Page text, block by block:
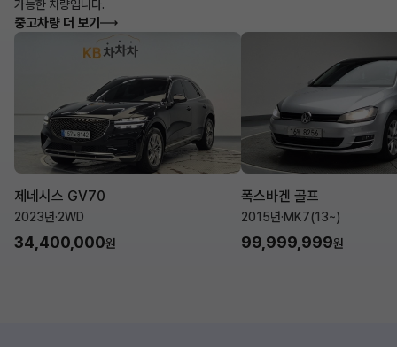
가능한 차량입니다.
중고차량 더 보기
제네시스 GV70
2023년·2WD
34,400,000원
폭스바겐 골프
2015년·MK7(13~)
99,999,999원